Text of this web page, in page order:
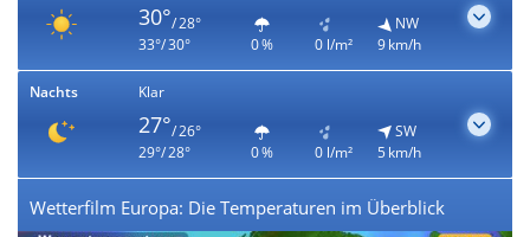
30°/ 28°
33°/ 30°
0 % 0 l/m²
NW
9 km/h
Nachts Klar
27°/ 26°
29°/ 28°
0 % 0 l/m²
SW
5 km/h
Wetterfilm Europa: Die Temperaturen im Überblick